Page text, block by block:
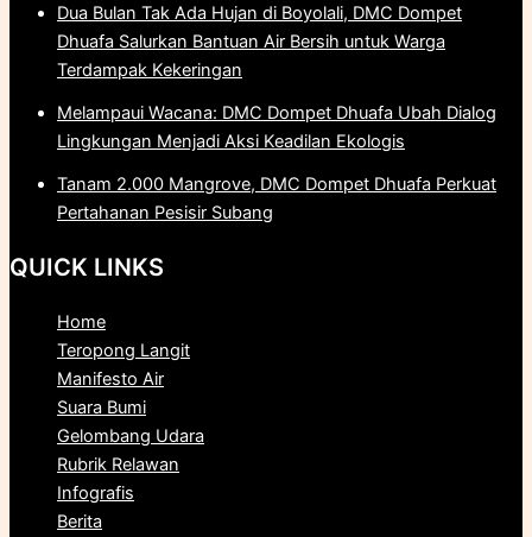
Dua Bulan Tak Ada Hujan di Boyolali, DMC Dompet
Dhuafa Salurkan Bantuan Air Bersih untuk Warga
Terdampak Kekeringan
Melampaui Wacana: DMC Dompet Dhuafa Ubah Dialog
Lingkungan Menjadi Aksi Keadilan Ekologis
Tanam 2.000 Mangrove, DMC Dompet Dhuafa Perkuat
Pertahanan Pesisir Subang
QUICK LINKS
Home
Teropong Langit
Manifesto Air
Suara Bumi
Gelombang Udara
Rubrik Relawan
Infografis
Berita